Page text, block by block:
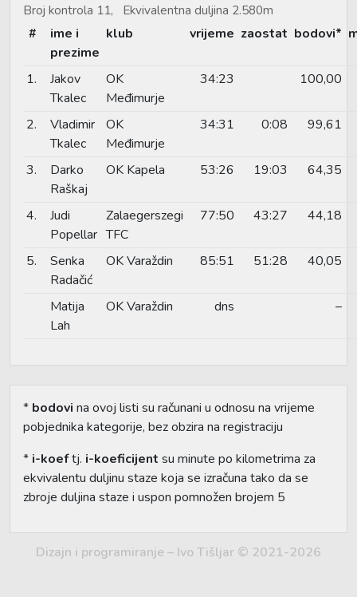
Broj kontrola 11, Ekvivalentna duljina 2.580m
#
ime i
prezime
klub vrijeme zaostat bodovi*
1.
Jakov
Tkalec
OK
Međimurje
34:23 100,00
2.
Vladimir
Tkalec
OK
Međimurje
34:31 0:08 99,61
3.
Darko
Raškaj
OK Kapela 53:26 19:03 64,35
4.
Judi
Popellar
Zalaegerszegi
TFC
77:50 43:27 44,18
5.
Senka
Radačić
OK Varaždin 85:51 51:28 40,05
Matija
Lah
OK Varaždin dns –
* bodovi na ovoj listi su računani u odnosu na vrijeme
pobjednika kategorije, bez obzira na registraciju
* i-koeftj. i-koeficijent su minute po kilometrima za
ekvivalentu duljinu staze koja se izračuna tako da se
zbroje duljina staze i uspon pomnožen brojem 5
Dizajn i programiranje – Ivo Tišljar © 2021-2026